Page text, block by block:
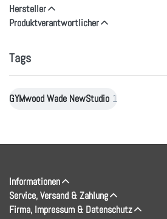
Hersteller
Produktverantwortlicher
Tags
GYMwood Wade NewStudio 1
Informationen
Service, Versand & Zahlung
Firma, Impressum & Datenschutz